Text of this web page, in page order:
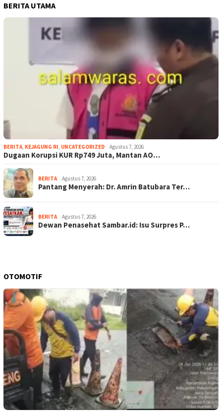
BERITA UTAMA
BERITA, KEJAGUNG RI, UNCATEGORIZED Agustus 7, 2026
Dugaan Korupsi KUR Rp749 Juta, Mantan AO…
BERITA Agustus 7, 2026
Pantang Menyerah: Dr. Amrin Batubara Ter…
BERITA Agustus 7, 2026
Dewan Penasehat Sambar.id: Isu Surpres P…
OTOMOTIF